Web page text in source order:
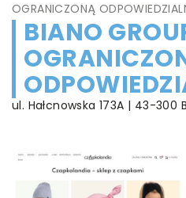
OGRANICZONĄ
BIANO
ul. Hałcnowska 173A | 43-300